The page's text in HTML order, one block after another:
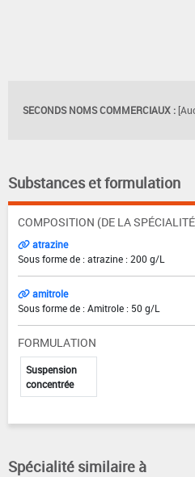
SECONDS NOMS COMMERCIAUX :
Substances et formulation
COMPOSITION (DE LA
atrazine
Sous forme de : atrazine : 200 g/L
amitrole
Sous forme de : Amitrole : 50 g/L
FORMULATION
Suspension
concentrée
Spécialité similaire à